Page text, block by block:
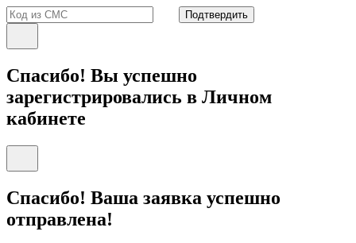
Подтвердить
Спасибо! Вы успешно
зарегистрировались в Личном
кабинете
Спасибо! Ваша заявка успешно
отправлена!